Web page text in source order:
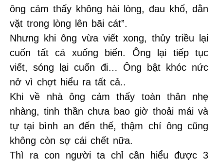
ông cảm thấy không hài lòng, đau khổ, dằn
vặt trong lòng lên bãi cát”.
Nhưng khi ông vừa viết xong, thủy triều lại
cuốn tất cả xuống biển. Ông lại tiếp tục
viết, sóng lại cuốn đi… Ông bật khóc nức
nở vì chợt hiểu ra tất cả..
Khi về nhà ông cảm thấy toàn thân nhẹ
nhàng, tinh thần chưa bao giờ thoải mái và
tự tại bình an đến thế, thậm chí ông cũng
không còn sợ cái chết nữa.
Thì ra con người ta chỉ cần hiểu được 3